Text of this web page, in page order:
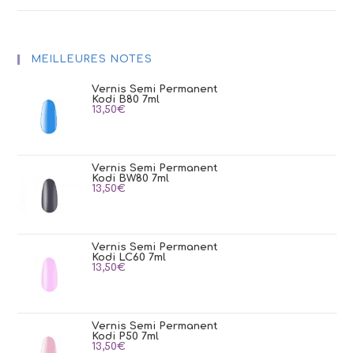
MEILLEURES NOTES
Vernis Semi Permanent
Kodi B80 7ml
13,50€
Vernis Semi Permanent
Kodi BW80 7ml
13,50€
Vernis Semi Permanent
Kodi LC60 7ml
13,50€
Vernis Semi Permanent
Kodi P50 7ml
13,50€